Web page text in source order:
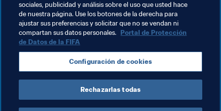
Copa Mundial Femenina de la FIFA 2023™
Australia AFC Korea Republic China PR
Chinese Taipei Japan Thailand Vietnam
Philippines
sociales, publicidad y análisis sobre el uso que usted hace
de nuestra página. Use los botones de la derecha para
ajustar sus preferencias y solicitar que no se vendan ni
compartan sus datos personales. Portal de Protección
de Datos de la FIFA
Configuración de cookies
Rechazarlas todas